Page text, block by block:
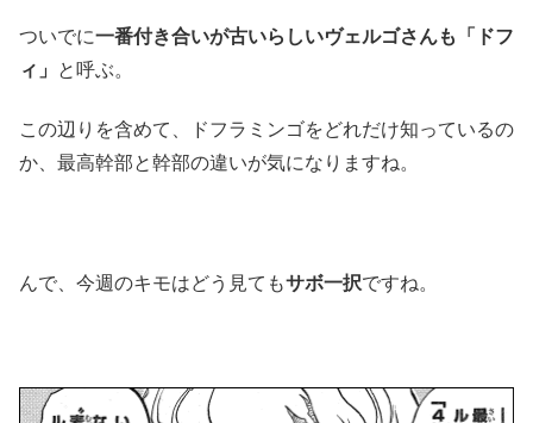
ついでに一番付き合いが古いらしいヴェルゴさんも「ドフ
ィ」
と呼ぶ。
この辺りを含めて、ドフラミンゴをどれだけ知っているの
か、最高幹部と幹部の違いが気になりますね。
んで、今週のキモはどう見てもサボ一択ですね。